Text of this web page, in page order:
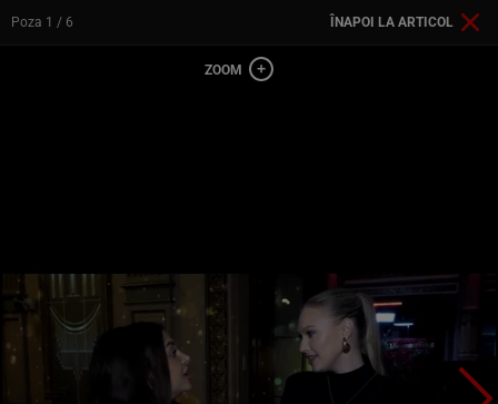
Poza 1 / 6 ÎNAPOI LA ARTICOL